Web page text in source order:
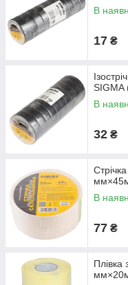
В
17 ₴
SIGMA
В
32 ₴
В
77 ₴
Плівка